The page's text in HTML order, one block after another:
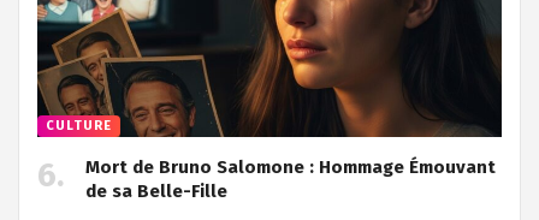
CULTURE
Mort de Bruno Salomone : Hommage Émouvant
de sa Belle-Fille